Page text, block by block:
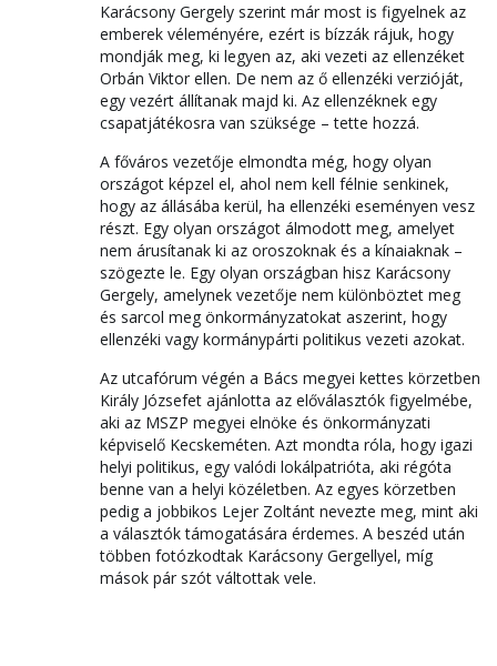
Karácsony Gergely szerint már most is figyelnek az
emberek véleményére, ezért is bízzák rájuk, hogy
mondják meg, ki legyen az, aki vezeti az ellenzéket
Orbán Viktor ellen. De nem az ő ellenzéki verzióját,
egy vezért állítanak majd ki. Az ellenzéknek egy
csapatjátékosra van szüksége – tette hozzá.
A főváros vezetője elmondta még, hogy olyan
országot képzel el, ahol nem kell félnie senkinek,
hogy az állásába kerül, ha ellenzéki eseményen vesz
részt. Egy olyan országot álmodott meg, amelyet
nem árusítanak ki az oroszoknak és a kínaiaknak –
szögezte le. Egy olyan országban hisz Karácsony
Gergely, amelynek vezetője nem különböztet meg
és sarcol meg önkormányzatokat aszerint, hogy
ellenzéki vagy kormánypárti politikus vezeti azokat.
Az utcafórum végén a Bács megyei kettes körzetben
Király Józsefet ajánlotta az előválasztók figyelmébe,
aki az MSZP megyei elnöke és önkormányzati
képviselő Kecskeméten. Azt mondta róla, hogy igazi
helyi politikus, egy valódi lokálpatrióta, aki régóta
benne van a helyi közéletben. Az egyes körzetben
pedig a jobbikos Lejer Zoltánt nevezte meg, mint aki
a választók támogatására érdemes. A beszéd után
többen fotózkodtak Karácsony Gergellyel, míg
mások pár szót váltottak vele.